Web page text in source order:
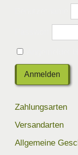
Zahlungsarten
Versandarten
Allgemeine